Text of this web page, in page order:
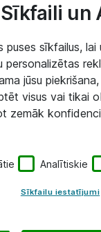
Sīkfaili un
puses sīkfailus,
personalizētas
jūsu
visus vai tikai
zemāk
Analītiskie
Sīkfailu iestatījumi